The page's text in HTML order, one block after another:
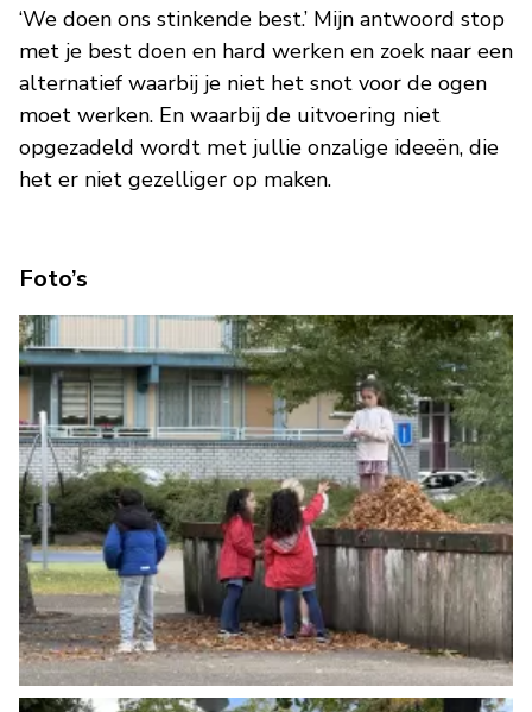
‘We doen ons stinkende best.’ Mijn antwoord stop
met je best doen en hard werken en zoek naar een
alternatief waarbij je niet het snot voor de ogen
moet werken. En waarbij de uitvoering niet
opgezadeld wordt met jullie onzalige ideeën, die
het er niet gezelliger op maken.
Foto’s